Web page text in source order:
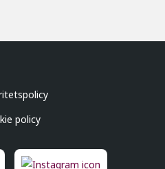
policy